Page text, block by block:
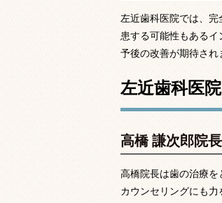
左近歯科医院では、
患する可能性もある
予後の改善が期待され
左近歯科医
高橋 謙次郎院長
高橋院長は歯の治療
カウンセリングにも力